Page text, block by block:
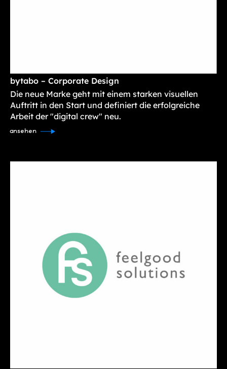
bytabo – Corporate Design
Die neue Marke geht mit einem starken visuellen
Auftritt in den Start und definiert die erfolgreiche
Arbeit der "digital crew" neu.
ansehen